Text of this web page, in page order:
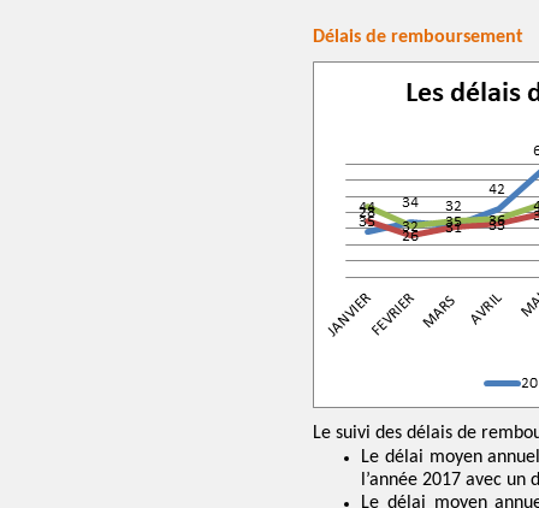
Délais de remboursement
Le suivi des délais de
Le délai moyen
l’année 2017 avec
Le délai moyen